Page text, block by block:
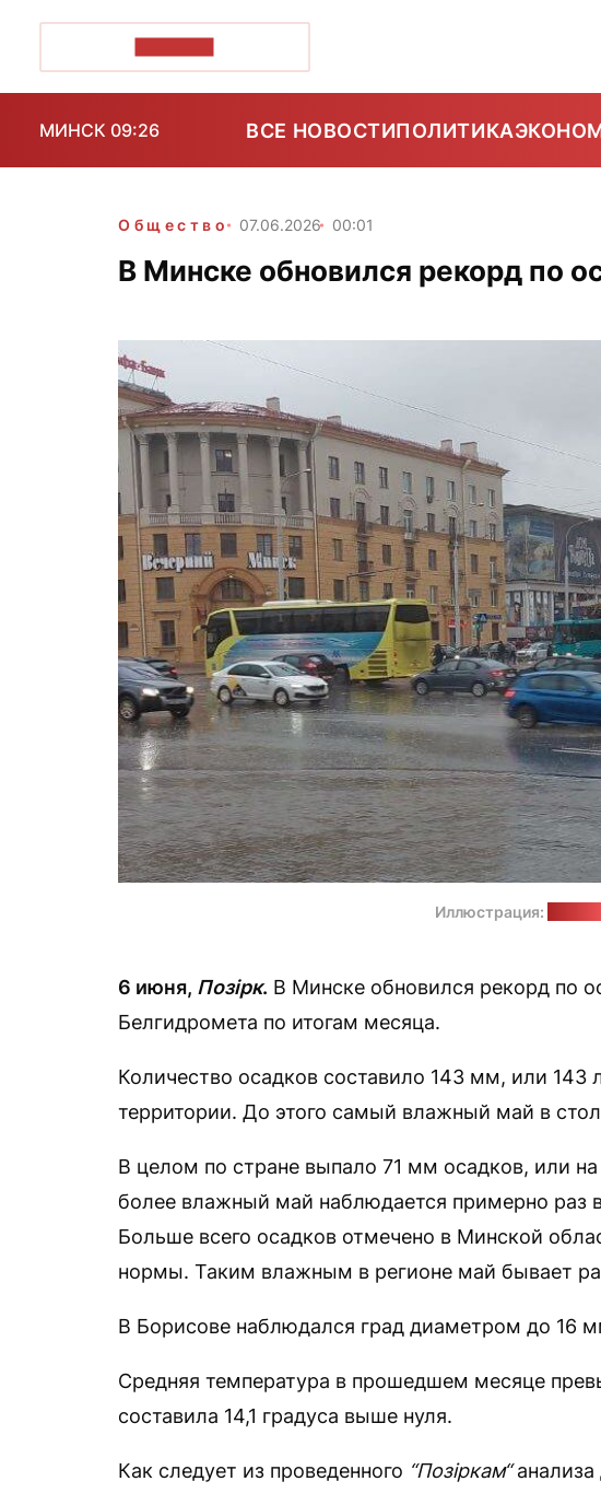
МИНСК 09:26 ВСЕ НОВОСТИПОЛИТИКА
Общество 07.06.2026 00:01
В Минске обновился рекорд по
Иллюстрация:
6 июня, Позірк. В Минске обновился рекорд по
Белгидромета по итогам месяца.
Количество осадков составило 143 мм, или 143
территории. До этого самый влажный май в
В целом по стране выпало 71 мм осадков, или
более влажный май наблюдается примерно раз
Больше всего осадков отмечено в Минской
нормы. Таким влажным в регионе май бывает
В Борисове наблюдался град диаметром до 16
Средняя температура в прошедшем месяце
составила 14,1 градуса выше нуля.
Как следует из проведенного “Позіркам“анализа